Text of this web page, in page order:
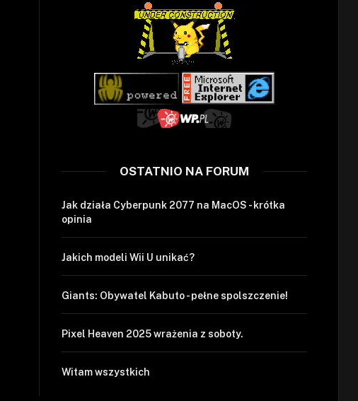
OSTATNIO NA FORUM
Jak działa Cyberpunk 2077 na MacOS - krótka
opinia
Jakich modeli Wii U unikać?
Giants: Obywatel Kabuto - pełne spolszczenie!
Pixel Heaven 2025 wrażenia z soboty.
Witam wszystkich